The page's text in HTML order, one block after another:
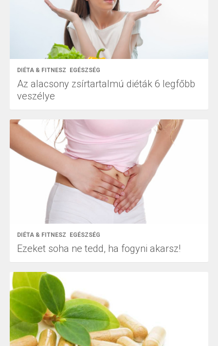
DIÉTA & FITNESZ EGÉSZSÉG
Az alacsony zsírtartalmú diéták 6 legfőbb
veszélye
DIÉTA & FITNESZ EGÉSZSÉG
Ezeket soha ne tedd, ha fogyni akarsz!